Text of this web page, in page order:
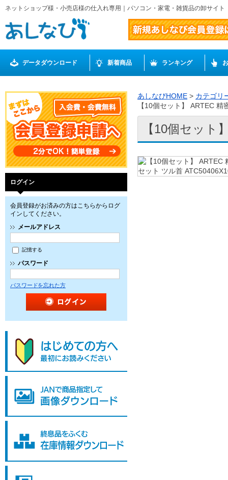
ネットショップ様・小売店様の仕入れ専用｜パソコン・家電・雑貨品の卸サイ
データダウンロード 新着商品 ランキング
ログイン
会員登録がお済みの方はこちらからログ
インしてください。
メールアドレス
記憶する
パスワード
パスワードを忘れた方
あしなびHOME > カテゴリ
【10個セット】 ARTEC
【10個セット